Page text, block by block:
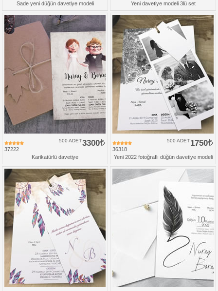
Sade yeni düğün davetiye modeli Yeni davetiye modeli 3lü set
37222
3300
500 ADET
Karikatürlü davetiye
36318
1750
500 ADET
Yeni 2022 fotoğraflı düğün davetiye modeli